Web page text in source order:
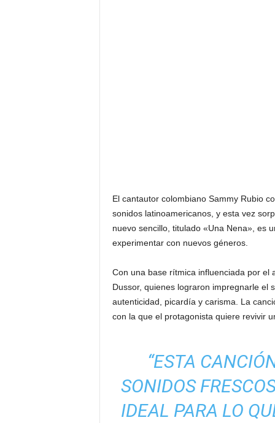
El cantautor colombiano Sammy Rubio
sonidos latinoamericanos, y esta vez
nuevo sencillo, titulado «Una Nena», es
experimentar con nuevos géneros.
Con una base rítmica influenciada por el
Dussor, quienes lograron impregnarle el
autenticidad, picardía y carisma. La
con la que el protagonista quiere revivir
“ESTA
SONIDOS
IDEAL PARA LO